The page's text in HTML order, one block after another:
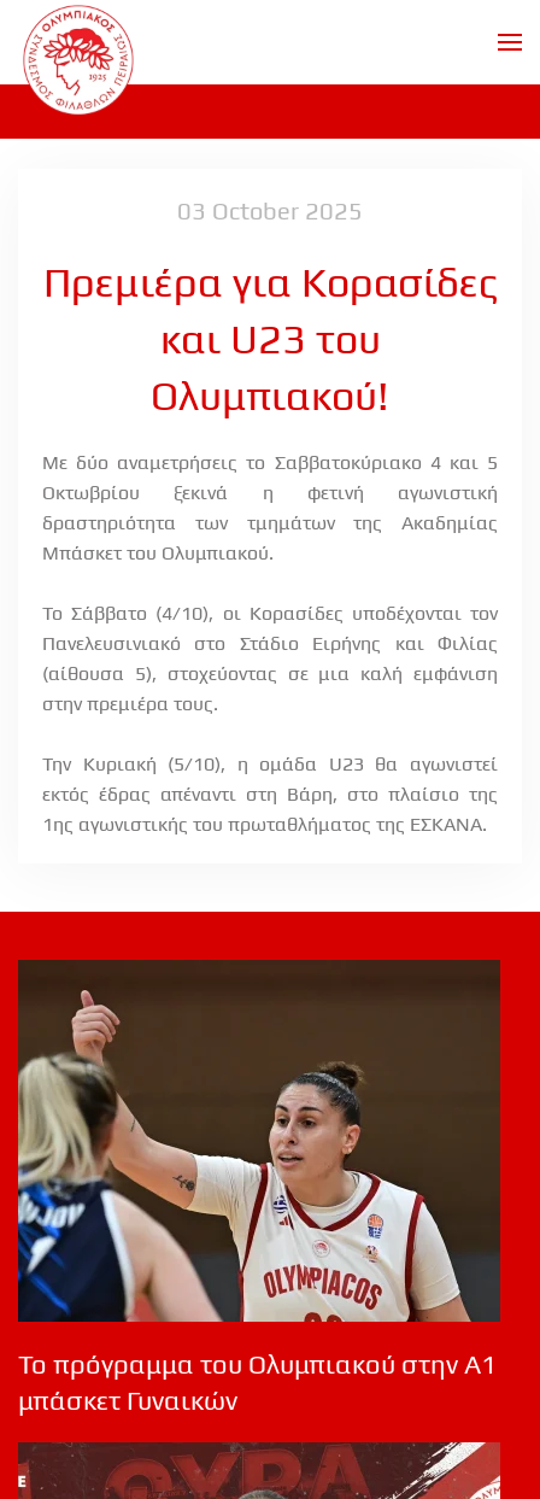
Skip to main content
03 October 2025
Πρεμιέρα για Κορασίδες
και U23 του
Ολυμπιακού!
Με δύο αναμετρήσεις το Σαββατοκύριακο 4 και 5
Οκτωβρίου ξεκινά η φετινή αγωνιστική
δραστηριότητα των τμημάτων της Ακαδημίας
Μπάσκετ του Ολυμπιακού.
Το Σάββατο (4/10), οι Κορασίδες υποδέχονται τον
Πανελευσινιακό στο Στάδιο Ειρήνης και Φιλίας
(αίθουσα 5), στοχεύοντας σε μια καλή εμφάνιση
στην πρεμιέρα τους.
Την Κυριακή (5/10), η ομάδα U23 θα αγωνιστεί
εκτός έδρας απέναντι στη Βάρη, στο πλαίσιο της
1ης αγωνιστικής του πρωταθλήματος της ΕΣΚΑΝΑ.
Το πρόγραμμα του Ολυμπιακού στην Α1
μπάσκετ Γυναικών